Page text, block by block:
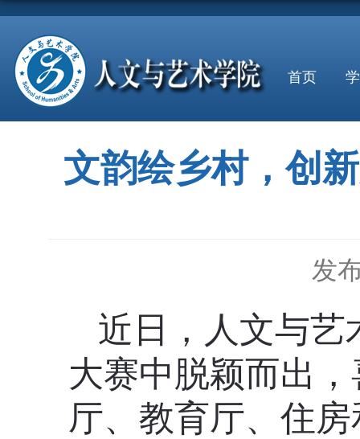
首页
文韵绘乡村，创
发
近日，人文与艺
大赛中脱颖而出
厅、教育厅、住